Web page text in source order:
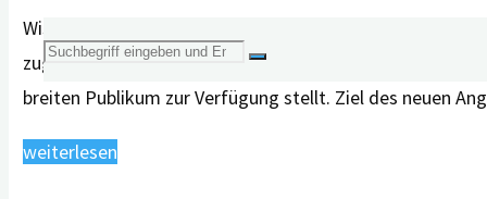
Suche
nach:
Wissen erwerben, Demenz früh erkennen, die
zugängliches Wissensportal bereit, das fundierte,
breiten Publikum zur Verfügung stellt. Ziel des neuen
weiterlesen